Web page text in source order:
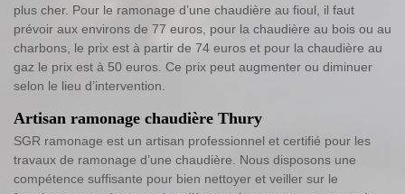
plus cher. Pour le ramonage d’une chaudière au fioul, il faut
prévoir aux environs de 77 euros, pour la chaudière au bois ou au
charbons, le prix est à partir de 74 euros et pour la chaudière au
gaz le prix est à 50 euros. Ce prix peut augmenter ou diminuer
selon le lieu d’intervention.
Artisan ramonage chaudière Thury
SGR ramonage est un artisan professionnel et certifié pour les
travaux de ramonage d’une chaudière. Nous disposons une
compétence suffisante pour bien nettoyer et veiller sur le